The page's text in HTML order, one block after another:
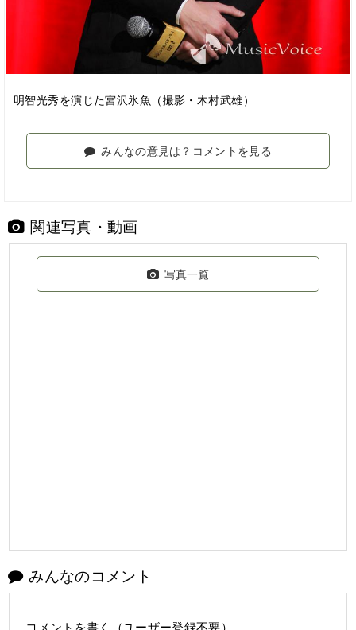
明智光秀を演じた宮沢氷魚（撮影・木村武雄）
みんなの意見は？コメントを見る
関連写真・動画
写真一覧
みんなのコメント